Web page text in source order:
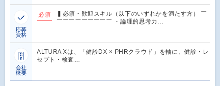
応募
資格
必須
▍必須・歓迎スキル（以下のいずれかを満たす方） ￣
￣￣￣￣￣￣￣￣￣ ・論理的思考力…
会社
概要
ALTURA Xは、「健診DX × PHRクラウド」を軸に、健診・レ
セプト・検査…